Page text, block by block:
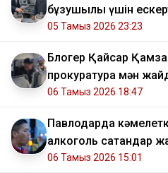
бұзушылық үшін
05 Тамыз 2026 23:23
Блогер Қайсар Қамза
прокуратура мән
06 Тамыз 2026 18:47
Павлодарда
алкоголь сатқандар
06 Тамыз 2026 15:01